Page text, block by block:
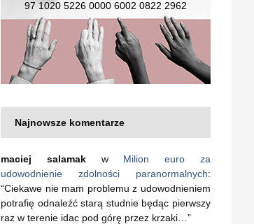
97 1020 5226 0000 6002 0822 2962
Najnowsze komentarze
maciej salamakw Milion euro za
udowodnienie zdolności paranormalnych:
“Ciekawe nie mam problemu z udowodnieniem
potrafię odnaleźć starą studnie będąc pierwszy
raz w terenie idac pod górę przez krzaki… ”